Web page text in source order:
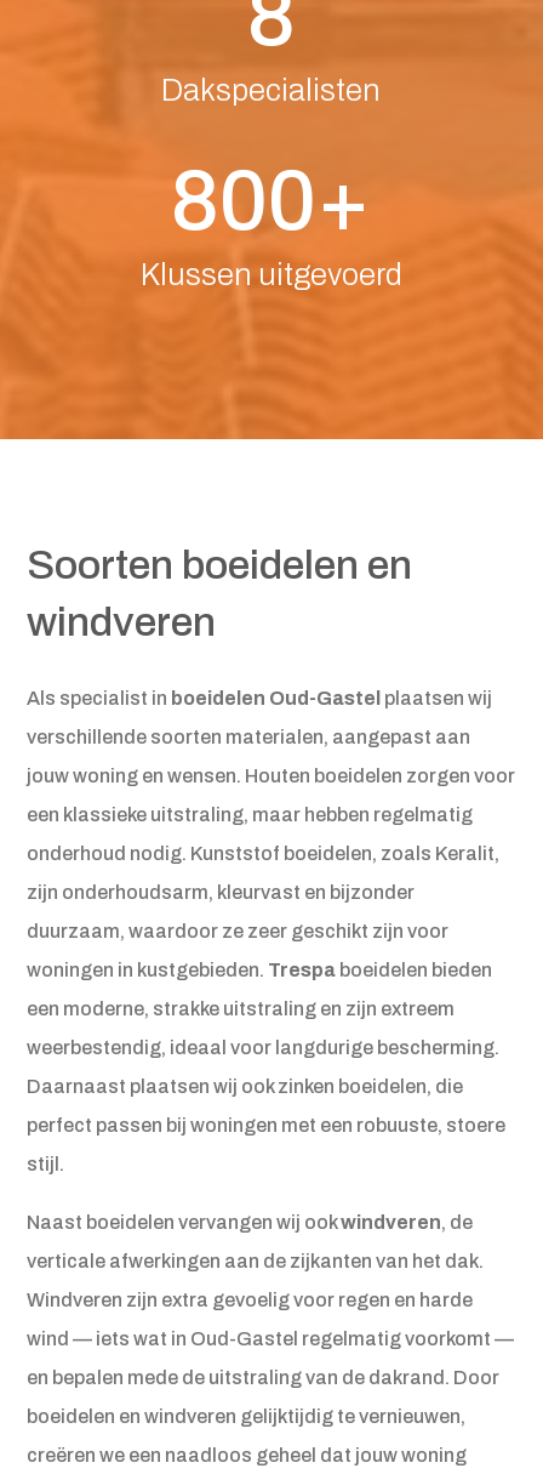
Dakspecialisten
800+
Klussen uitgevoerd
Soorten boeidelen en
windveren
Als specialist in boeidelen Oud-Gastel plaatsen wij
verschillende soorten materialen, aangepast aan
jouw woning en wensen. Houten boeidelen zorgen voor
een klassieke uitstraling, maar hebben regelmatig
onderhoud nodig. Kunststof boeidelen, zoals Keralit,
zijn onderhoudsarm, kleurvast en bijzonder
duurzaam, waardoor ze zeer geschikt zijn voor
woningen in kustgebieden. Trespa boeidelen bieden
een moderne, strakke uitstraling en zijn extreem
weerbestendig, ideaal voor langdurige bescherming.
Daarnaast plaatsen wij ook zinken boeidelen, die
perfect passen bij woningen met een robuuste, stoere
stijl.
Naast boeidelen vervangen wij ookwindveren, de
verticale afwerkingen aan de zijkanten van het dak.
Windveren zijn extra gevoelig voor regen en harde
wind — iets wat in Oud-Gastel regelmatig voorkomt —
en bepalen mede de uitstraling van de dakrand. Door
boeidelen en windveren gelijktijdig te vernieuwen,
creëren we een naadloos geheel dat jouw woning